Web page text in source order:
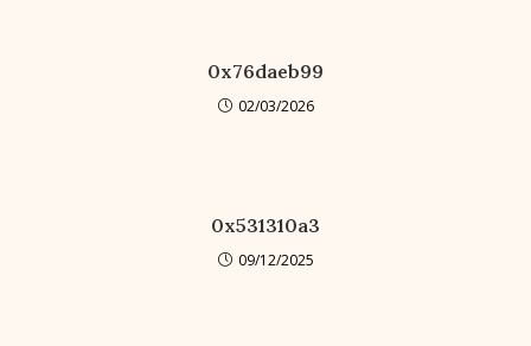
0x76daeb99
02/03/2026
0x531310a3
09/12/2025